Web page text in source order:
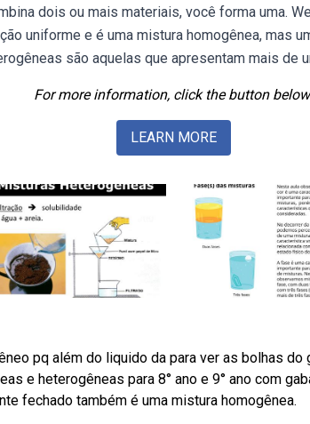
dois ou mais materiais, você forma uma.
uniforme e é uma mistura homogênea, mas
são aquelas que apresentam mais de
For more information, click the button
LEARN MORE
pq além do liquido da para ver as bolhas
e heterogêneas para 8° ano e 9° ano com
fechado também é uma mistura homogênea.